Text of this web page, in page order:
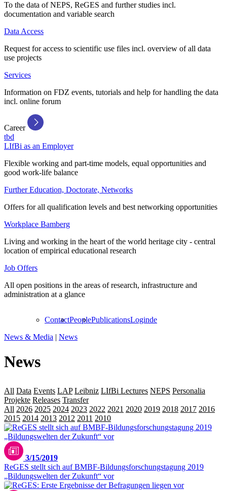
To the data of NEPS, ReGES and further studies incl.
documentation and variable search
Data Access
Request for access to scientific use files incl. overview of all data
use projects
Services
Information on FDZ events, tutorials and help for handling the data
incl. online forum
Career
tbd
LIfBi as an Employer
Flexible working and part-time models, equal opportunities and
good work-life balance
Further Education, Doctorate, Networks
Offers for all qualification levels and best networking opportunities
Workplace Bamberg
Living and working in the heart of the world heritage city - central
location of empirical educational research
Job Offers
All open positions in the areas of research, infrastructure and
administration at a glance
ContactPeoplePublicationsLoginde
News & Media | News
News
All Data Events LAP Leibniz LIfBi Lectures NEPS Personalia
Projekte Releases Transfer
All 2026 2025 2024 2023 2022 2021 2020 2019 2018 2017 2016
2015 2014 2013 2012 2011 2010
3/15/2019
ReGES stellt sich auf BMBF-Bildungsforschungstagung 2019
„Bildungswelten der Zukunft“ vor